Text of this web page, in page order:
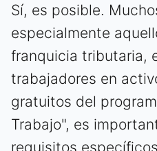
Sí, es posible.
especialmente
franquicia tributaria,
trabajadores en
gratuitos del
Trabajo", es
requisitos